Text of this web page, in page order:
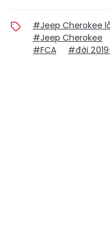
#Jeep Cherokee
#Jeep Cherokee
#FCA
#đời